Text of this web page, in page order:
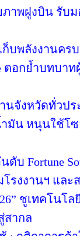
าพฝูงบิน รับม
บพลังงานครบ
ตอกย้ำบทบา
นจังหวัดทั่ว
น หนุนใช้โซ
Fortune
รงงานฯ และ
ชูเทคโน
สากล